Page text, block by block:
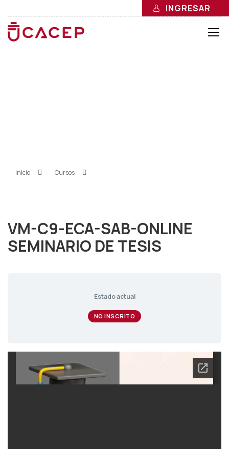
INGRESAR
Inicio Cursos
VM-C9-ECA-SAB-ONLINE
SEMINARIO DE TESIS
Estado actual
NO INSCRITO